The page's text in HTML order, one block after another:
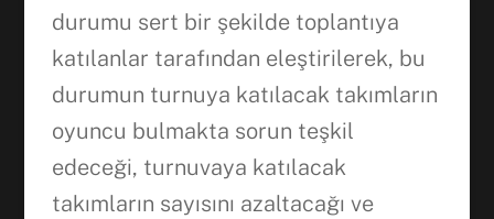
durumu sert bir şekilde toplantıya
katılanlar tarafından eleştirilerek, bu
durumun turnuya katılacak takımların
oyuncu bulmakta sorun teşkil
edeceği, turnuvaya katılacak
takımların sayısını azaltacağı ve